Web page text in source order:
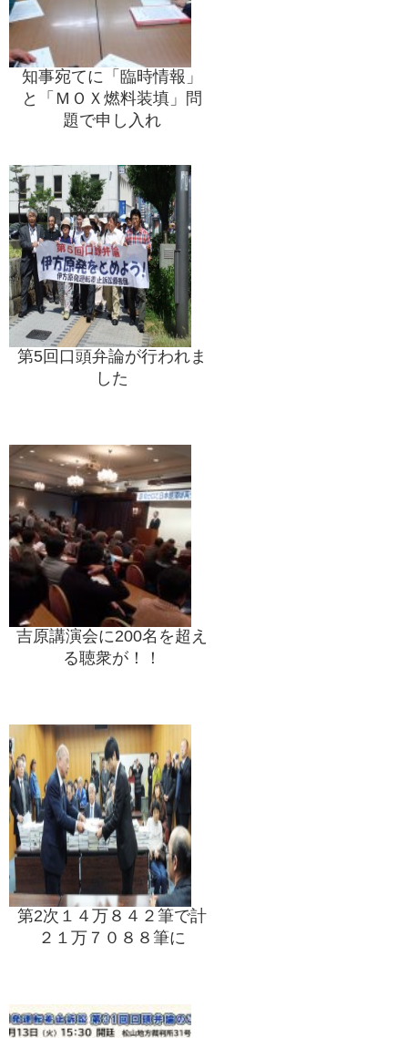
知事宛てに「臨時情報」
と「ＭＯＸ燃料装填」問
題で申し入れ
第5回口頭弁論が行われま
した
吉原講演会に200名を超え
る聴衆が！！
第2次１４万８４２筆で計
２１万７０８８筆に